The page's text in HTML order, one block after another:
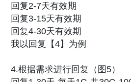
回复2-7天有效期
回复3-15天有效期
回复4-30天有效期
我以回复【4】为例
4.根据需求进行回复（图5）